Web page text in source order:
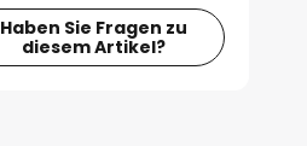
Haben Sie Fragen zu
diesem Artikel?